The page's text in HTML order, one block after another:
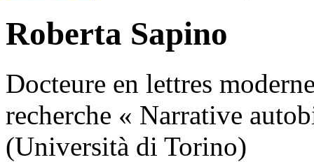
Roberta Sapino
Docteure en lettres
recherche « Narrative
(Università di Torino)